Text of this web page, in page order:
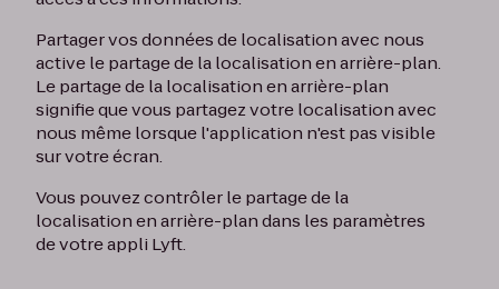
Partager vos données de localisation avec nous
active le partage de la localisation en arrière-plan.
Le partage de la localisation en arrière-plan
signifie que vous partagez votre localisation avec
nous même lorsque l'application n'est pas visible
sur votre écran.
Vous pouvez contrôler le partage de la
localisation en arrière-plan dans les paramètres
de votre appli Lyft.